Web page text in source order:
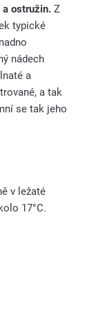
a ostružin. Z
typické
nádech
a
a tak
se tak jeho
v ležaté
17°C.